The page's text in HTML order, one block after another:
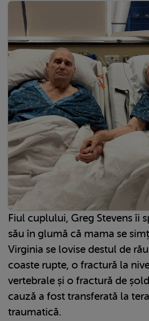
Fiul cuplului, Greg Stevens îi
său în glumă că mama se
Virginia se lovise destul de
coaste rupte, o fractură la
vertebrale și o fractură de
cauză a fost transferată la
traumatică.